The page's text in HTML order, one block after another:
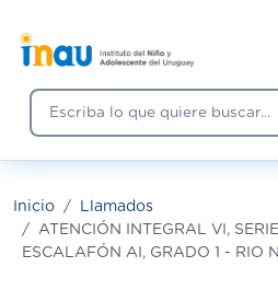
Buscar
Inicio
Llamados
ATENCIÓN INTEGRAL VI,
ESCALAFÓN AI, GRADO 1 - RIO